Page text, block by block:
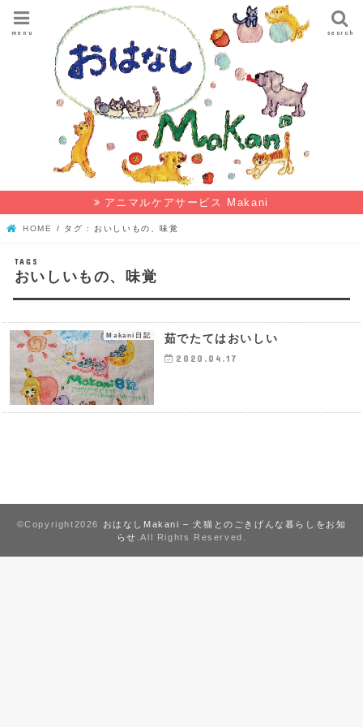
search
menu
アニマルケアサービス Makani
HOME タグ : おいしいもの、味覚
おいしいもの、味覚
Makani日記 茹でたてはおいしい
2020.04.17
©Copyright2026
おはなしMakani – 犬猫とのごきげんな暮らしをお知
らせ .All Rights Reserved.